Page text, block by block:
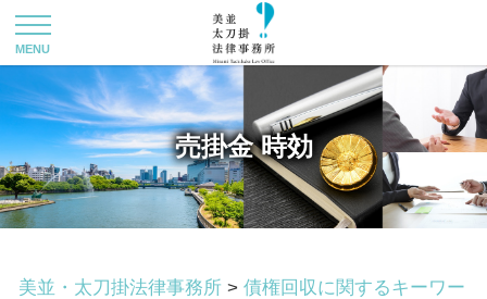
売掛金 時効
美並・太刀掛法律事務所 > 債権回収に関するキーワー